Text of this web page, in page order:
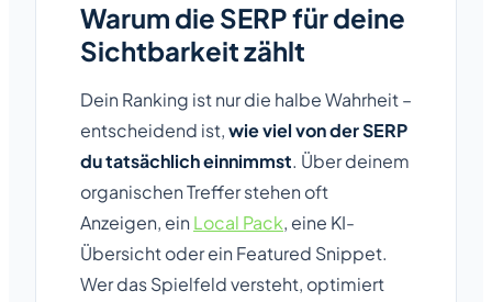
Warum die SERP für deine
Sichtbarkeit zählt
Dein Ranking ist nur die halbe Wahrheit –
entscheidend ist,wie viel von der SERP
du tatsächlich einnimmst. Über deinem
organischen Treffer stehen oft
Anzeigen, ein Local Pack, eine KI-
Übersicht oder ein Featured Snippet.
Wer das Spielfeld versteht, optimiert